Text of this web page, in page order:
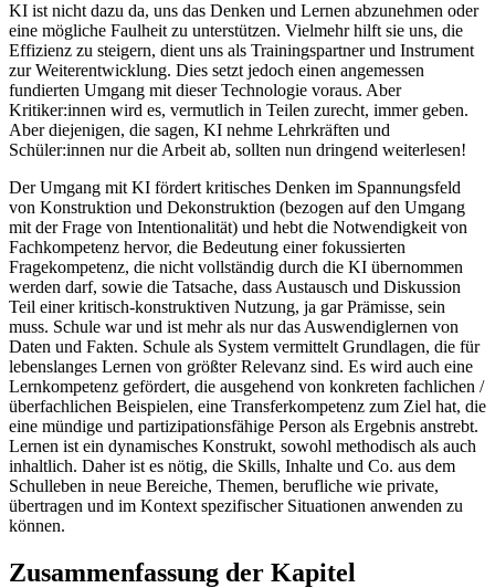
KI ist nicht dazu da, uns das Denken und Lernen abzunehmen oder
eine mögliche Faulheit zu unterstützen. Vielmehr hilft sie uns, die
Effizienz zu steigern, dient uns als Trainingspartner und Instrument
zur Weiterentwicklung. Dies setzt jedoch einen angemessen
fundierten Umgang mit dieser Technologie voraus. Aber
Kritiker:innen wird es, vermutlich in Teilen zurecht, immer geben.
Aber diejenigen, die sagen, KI nehme Lehrkräften und
Schüler:innen nur die Arbeit ab, sollten nun dringend weiterlesen!
Der Umgang mit KI fördert kritisches Denken im Spannungsfeld
von Konstruktion und Dekonstruktion (bezogen auf den Umgang
mit der Frage von Intentionalität) und hebt die Notwendigkeit von
Fachkompetenz hervor, die Bedeutung einer fokussierten
Fragekompetenz, die nicht vollständig durch die KI übernommen
werden darf, sowie die Tatsache, dass Austausch und Diskussion
Teil einer kritisch-konstruktiven Nutzung, ja gar Prämisse, sein
muss. Schule war und ist mehr als nur das Auswendiglernen von
Daten und Fakten. Schule als System vermittelt Grundlagen, die für
lebenslanges Lernen von größter Relevanz sind. Es wird auch eine
Lernkompetenz gefördert, die ausgehend von konkreten fachlichen /
überfachlichen Beispielen, eine Transferkompetenz zum Ziel hat, die
eine mündige und partizipationsfähige Person als Ergebnis anstrebt.
Lernen ist ein dynamisches Konstrukt, sowohl methodisch als auch
inhaltlich. Daher ist es nötig, die Skills, Inhalte und Co. aus dem
Schulleben in neue Bereiche, Themen, berufliche wie private,
übertragen und im Kontext spezifischer Situationen anwenden zu
können.
Zusammenfassung der Kapitel